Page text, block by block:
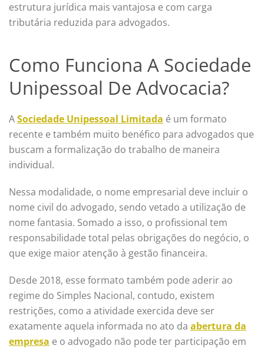
estrutura jurídica mais vantajosa e com carga
tributária reduzida para advogados.
Como Funciona A Sociedade
Unipessoal De Advocacia?
ASociedade Unipessoal Limitada é um formato
recente e também muito benéfico para advogados que
buscam a formalização do trabalho de maneira
individual.
Nessa modalidade, o nome empresarial deve incluir o
nome civil do advogado, sendo vetado a utilização de
nome fantasia. Somado a isso, o profissional tem
responsabilidade total pelas obrigações do negócio, o
que exige maior atenção à gestão financeira.
Desde 2018, esse formato também pode aderir ao
regime do Simples Nacional, contudo, existem
restrições, como a atividade exercida deve ser
exatamente aquela informada no ato da abertura da
empresa e o advogado não pode ter participação em